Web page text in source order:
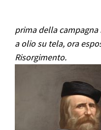
prima della campagna
a olio su tela, ora
Risorgimento.